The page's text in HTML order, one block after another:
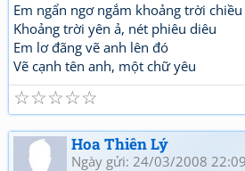
Em ngẩn ngơ ngắm khoảng trời chiều
Khoảng trời yên ả, nét phiêu diêu
Em lơ đãng vẽ anh lên đó
Vẽ cạnh tên anh, một chữ yêu
☆
☆
☆
☆
☆
Hoa Thiên Lý
Ngày gửi: 24/03/2008 22:09